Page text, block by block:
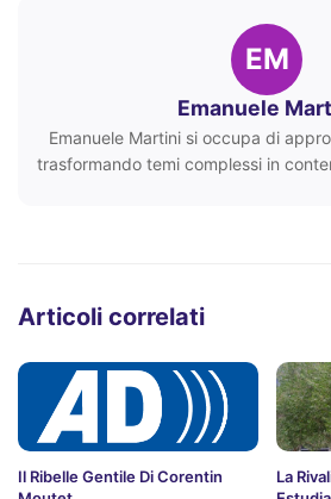
EM
Emanuele
Emanuele Martini si occupa di
trasformando temi complessi in
Articoli correlati
Il Ribelle Gentile Di Corentin
La